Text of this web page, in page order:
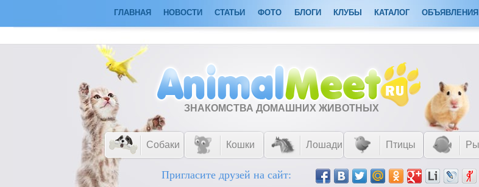
ГЛАВНАЯ НОВОСТИ СТАТЬИ ФОТО БЛОГИ КЛУБЫ КАТАЛОГ ОБЪЯВЛЕНИЯ
ЗНАКОМСТВА ДОМАШНИХ ЖИВОТНЫХ
Собаки Кошки Лошади Птицы
Пригласите друзей на сайт: